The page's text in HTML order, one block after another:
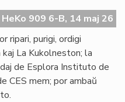
tuj
HeKo 909 6-B, 14 maj 26
ripari, purigi, ordigi
La Kukolneston; la
de Esplora Instituto de
CES mem; por ambaŭ